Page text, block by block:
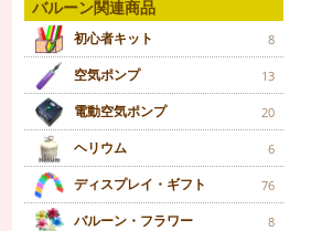
バルーン関連商品
初心者キット 8
空気ポンプ 13
電動空気ポンプ 20
ヘリウム 6
ディスプレイ・ギフト 76
バルーン・フラワー 8